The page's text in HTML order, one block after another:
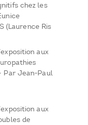
chez les
(Laurence Ris
aux
Par Jean-Paul
aux
de